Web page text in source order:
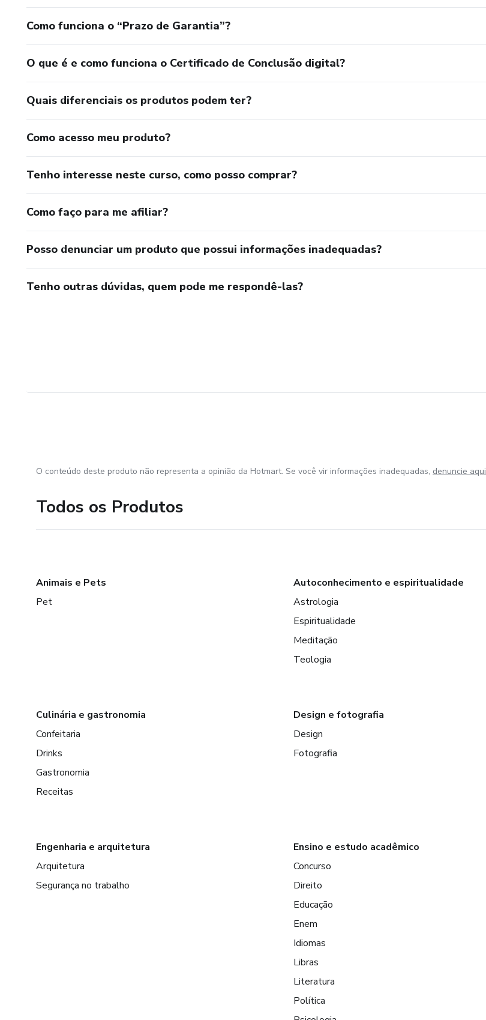
Como funciona o “Prazo de Garantia”?
O que é e como funciona o Certificado de Conclusão digital?
Quais diferenciais os produtos podem ter?
Como acesso meu produto?
Tenho interesse neste curso, como posso comprar?
Como faço para me afiliar?
Posso denunciar um produto que possui informações inadequadas?
Tenho outras dúvidas, quem pode me respondê-las?
O conteúdo deste produto não representa a opinião da Hotmart. Se você vir informações inadequadas, denuncie aqui
Todos os Produtos
Animais e Pets
Pet
Autoconhecimento e espiritualidade
Astrologia
Espiritualidade
Meditação
Teologia
Culinária e gastronomia
Confeitaria
Drinks
Gastronomia
Receitas
Design e fotografia
Design
Fotografia
Engenharia e arquitetura
Arquitetura
Segurança no trabalho
Ensino e estudo acadêmico
Concurso
Direito
Educação
Enem
Idiomas
Libras
Literatura
Política